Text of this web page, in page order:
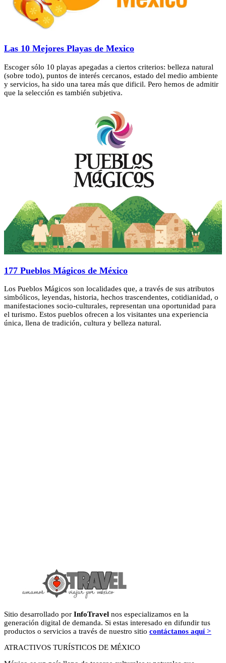
Las 10 Mejores Playas de Mexico
Escoger sólo 10 playas apegadas a ciertos criterios: belleza natural
(sobre todo), puntos de interés cercanos, estado del medio ambiente
y servicios, ha sido una tarea más que dificil. Pero hemos de admitir
que la selección es también subjetiva.
177 Pueblos Mágicos de México
Los Pueblos Mágicos son localidades que, a través de sus atributos
simbólicos, leyendas, historia, hechos trascendentes, cotidianidad, o
manifestaciones socio-culturales, representan una oportunidad para
el turismo. Estos pueblos ofrecen a los visitantes una experiencia
única, llena de tradición, cultura y belleza natural.
Sitio desarrollado por InfoTravel nos especializamos en la
generación digital de demanda. Si estas interesado en difundir tus
productos o servicios a través de nuestro sitio contáctanos aquí >
ATRACTIVOS TURÍSTICOS DE MÉXICO